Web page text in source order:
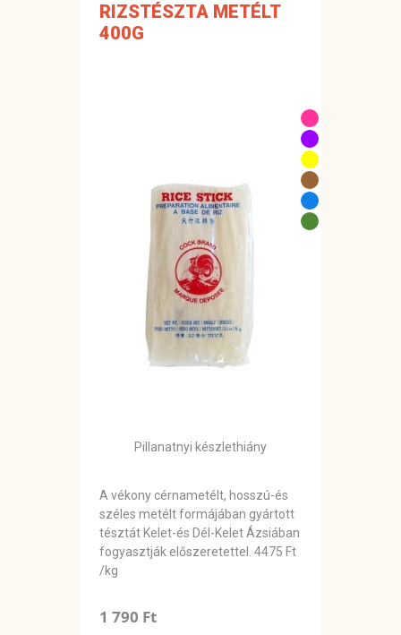
RIZSTÉSZTA METÉLT
400G
Pillanatnyi készlethiány
A vékony cérnametélt, hosszú-és
széles metélt formájában gyártott
tésztát Kelet-és Dél-Kelet Ázsiában
fogyasztják előszeretettel. 4475 Ft
/kg
1 790 Ft